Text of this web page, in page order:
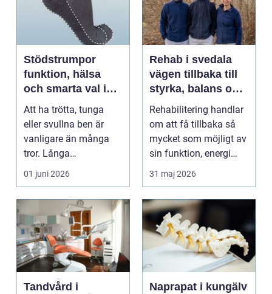
Stödstrumpor
funktion, hälsa
och smarta val i
vardagen
Att ha trötta, tunga
eller svullna ben är
vanligare än många
tror. Långa
arbetsdagar på hårda
golv, ...
01 juni 2026
Rehab i svedala
vägen tillbaka till
styrka, balans och
vardag
Rehabilitering handlar
om att få tillbaka så
mycket som möjligt av
sin funktion, energi
och trygghet...
31 maj 2026
Tandvård i
Naprapat i kungälv